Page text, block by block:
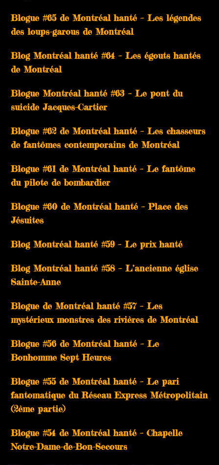
Blogue #65 de Montréal hanté – Les légendes
des loups-garous de Montréal
Blog Montréal hanté #64 – Les égouts hantés
de Montréal
Blogue Montréal hanté #63 – Le pont du
suicide Jacques-Cartier
Blogue #62 de Montréal hanté – Les chasseurs
de fantômes contemporains de Montréal
Blogue #61 de Montréal hanté – Le fantôme
du pilote de bombardier
Blogue #60 de Montréal hanté – Place des
Jésuites
Blog Montréal hanté #59 – Le prix hanté
Blog Montréal hanté #58 – L’ancienne église
Sainte-Anne
Blogue de Montréal hanté #57 – Les
mystérieux monstres des rivières de Montréal
Blogue #56 de Montréal hanté – Le
Bonhomme Sept Heures
Blogue #55 de Montréal hanté – Le pari
fantomatique du Réseau Express Métropolitain
(2ème partie)
Blogue #54 de Montréal hanté – Chapelle
Notre-Dame-de-Bon-Secours